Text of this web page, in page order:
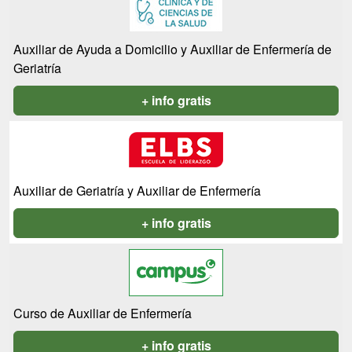
Auxiliar de Ayuda a Domicilio y Auxiliar de Enfermería de
Geriatría
+ info gratis
Auxiliar de Geriatría y Auxiliar de Enfermería
+ info gratis
Curso de Auxiliar de Enfermería
+ info gratis